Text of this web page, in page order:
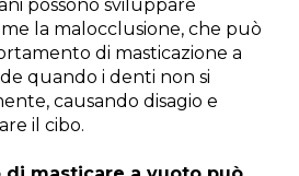
possono sviluppare
la malocclusione, che può
di masticazione a
quando i denti non si
causando disagio e
il cibo.